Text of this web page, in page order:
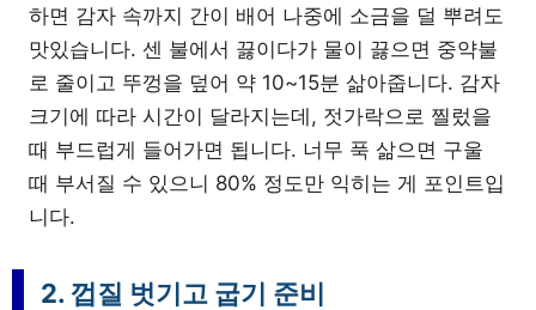
하면 감자 속까지 간이 배어 나중에 소금을 덜 뿌려도
맛있습니다. 센 불에서 끓이다가 물이 끓으면 중약불
로 줄이고 뚜껑을 덮어 약 10~15분 삶아줍니다. 감자
크기에 따라 시간이 달라지는데, 젓가락으로 찔렀을
때 부드럽게 들어가면 됩니다. 너무 푹 삶으면 구울
때 부서질 수 있으니 80% 정도만 익히는 게 포인트입
니다.
2. 껍질 벗기고 굽기 준비